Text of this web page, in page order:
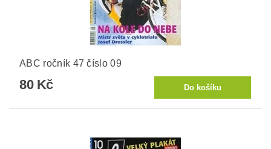
ABC ročník 47 číslo 09
80 Kč